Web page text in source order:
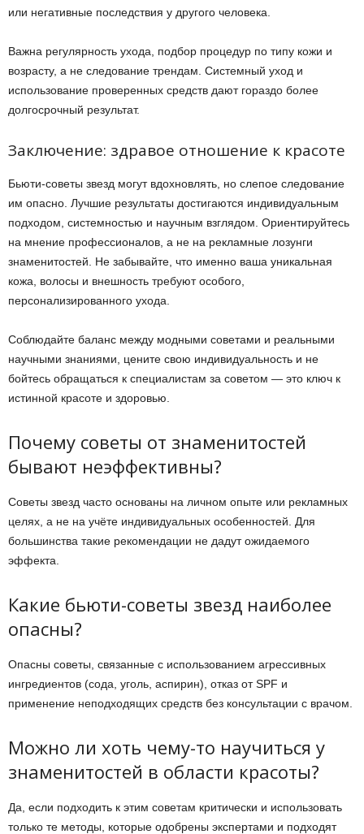
или негативные последствия у другого человека.
Важна регулярность ухода, подбор процедур по типу кожи и
возрасту, а не следование трендам. Системный уход и
использование проверенных средств дают гораздо более
долгосрочный результат.
Заключение: здравое отношение к красоте
Бьюти-советы звезд могут вдохновлять, но слепое следование
им опасно. Лучшие результаты достигаются индивидуальным
подходом, системностью и научным взглядом. Ориентируйтесь
на мнение профессионалов, а не на рекламные лозунги
знаменитостей. Не забывайте, что именно ваша уникальная
кожа, волосы и внешность требуют особого,
персонализированного ухода.
Соблюдайте баланс между модными советами и реальными
научными знаниями, цените свою индивидуальность и не
бойтесь обращаться к специалистам за советом — это ключ к
истинной красоте и здоровью.
Почему советы от знаменитостей
бывают неэффективны?
Советы звезд часто основаны на личном опыте или рекламных
целях, а не на учёте индивидуальных особенностей. Для
большинства такие рекомендации не дадут ожидаемого
эффекта.
Какие бьюти-советы звезд наиболее
опасны?
Опасны советы, связанные с использованием агрессивных
ингредиентов (сода, уголь, аспирин), отказ от SPF и
применение неподходящих средств без консультации с врачом.
Можно ли хоть чему-то научиться у
знаменитостей в области красоты?
Да, если подходить к этим советам критически и использовать
только те методы, которые одобрены экспертами и подходят